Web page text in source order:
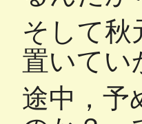
そして秋
置いてい
途中，予